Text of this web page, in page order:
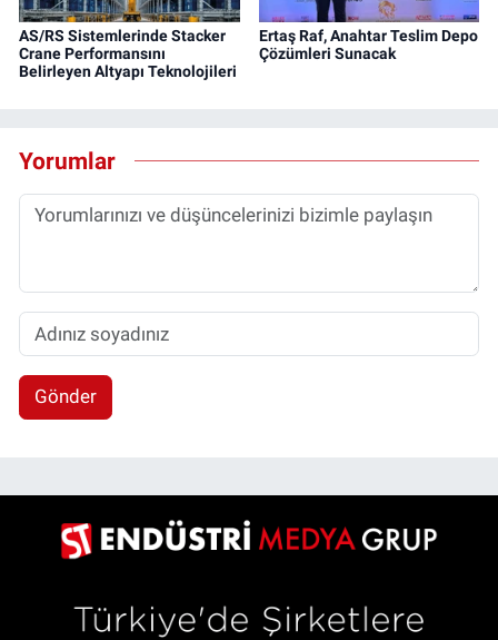
AS/RS Sistemlerinde Stacker
Crane Performansını
Belirleyen Altyapı Teknolojileri
Ertaş Raf, Anahtar Teslim Depo
Çözümleri Sunacak
Yorumlar
Gönder